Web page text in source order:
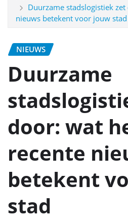
Duurzame stadslogistiek
nieuws betekent voor jouw stad
NIEUWS
Duurzame
door: wat
recente
betekent
stad